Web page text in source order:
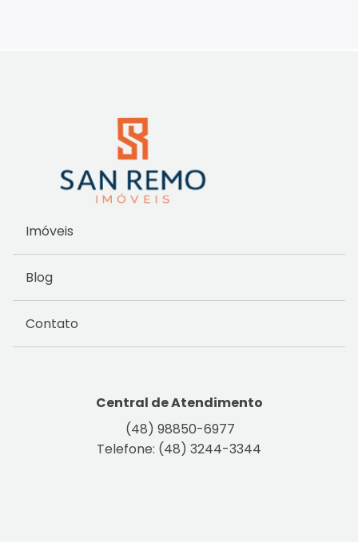
Imóveis
Blog
Contato
Central de Atendimento
(48) 98850-6977
Telefone: (48) 3244-3344